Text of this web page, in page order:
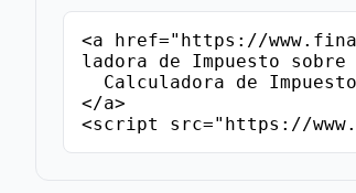
<a href="https://
ladora de Impuesto
</a>
<script src="https://